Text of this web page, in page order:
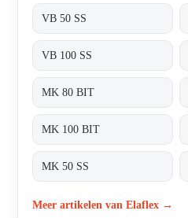
VB 50 SS
VB 100 SS
MK 80 BIT
MK 100 BIT
MK 50 SS
Meer artikelen van Elaflex →